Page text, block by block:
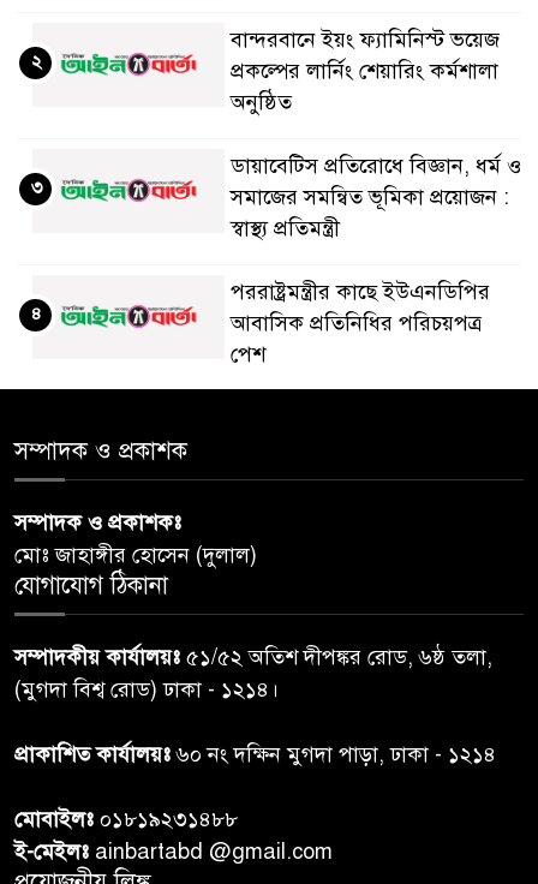
বান্দরবানে ইয়ং ফ্যামিনিস্ট ভয়েজ
প্রকল্পের লার্নিং শেয়ারিং কর্মশালা
অনুষ্ঠিত
২
ডায়াবেটিস প্রতিরোধে বিজ্ঞান, ধর্ম ও
সমাজের সমন্বিত ভূমিকা প্রয়োজন :
স্বাস্থ্য প্রতিমন্ত্রী
৩
পররাষ্ট্রমন্ত্রীর কা‌ছে ইউএনডিপির
আবাসিক প্রতিনিধির পরিচয়পত্র
পেশ
৪
৫
ঝড়বৃষ্টির পূর্বাভাস
৬
অনুশ্রীর, মিলল হারমোনিয়াম
উপহার
৭
২০ আগস্ট রাষ্ট্রপতি নির্বাচন,
বান্দরবান বিজিবি সেক্টর সদর দপ্তর
সম্পাদক ও প্রকাশক
সম্পাদক ও প্রকাশকঃ
মোঃ জাহাঙ্গীর হোসেন (দুলাল)
যোগাযোগ ঠিকানা
সম্পাদকীয় কার্যালয়ঃ ৫১/৫২ অতিশ দীপঙ্কর রোড, ৬ষ্ঠ তলা,
(মুগদা বিশ্ব রোড) ঢাকা - ১২১৪।
প্রাকাশিত কার্যালয়ঃ৬০ নং দক্ষিন মুগদা পাড়া, ঢাকা - ১২১৪
মোবাইলঃ ০১৮১৯২৩১৪৮৮
ই-মেইলঃ ainbartabd @gmail.com